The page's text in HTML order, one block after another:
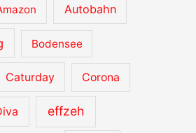
Autobahn
Bodensee
Caturday Corona
effzeh